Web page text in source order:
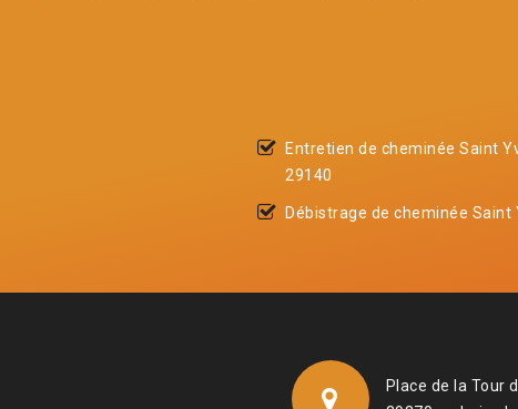
Entretien de cheminée Saint
29140
Débistrage de cheminée Saint
Place de la Tour